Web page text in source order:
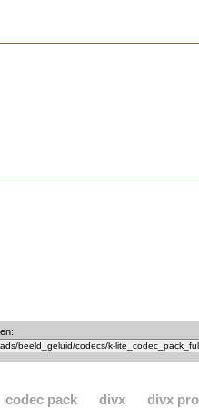
codec pack divx divx pro